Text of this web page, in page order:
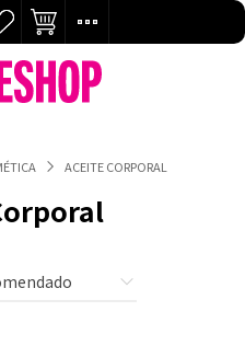
ACEITE CORPORAL